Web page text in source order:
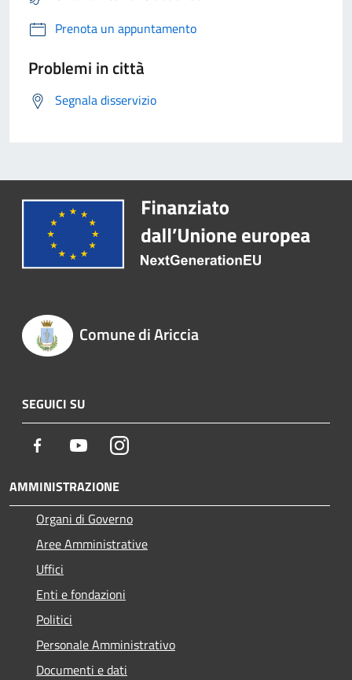
Prenota un appuntamento
Problemi in città
Segnala disservizio
Comune di Ariccia
SEGUICI SU
Facebook YoutubeInstagram
AMMINISTRAZIONE
Organi di Governo
Aree Amministrative
Uffici
Enti e fondazioni
Politici
Personale Amministrativo
Documenti e dati